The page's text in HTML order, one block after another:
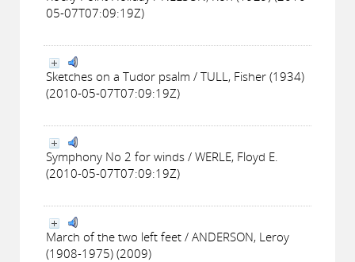
05-07T07:09:19Z)
Sketches on a Tudor psalm / TULL, Fisher (1934)
(2010-05-07T07:09:19Z)
Symphony No 2 for winds / WERLE, Floyd E.
(2010-05-07T07:09:19Z)
March of the two left feet / ANDERSON, Leroy
(1908-1975) (2009)